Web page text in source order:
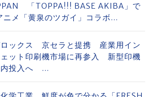
「TOPPA!!! BASE AKIBA」で
ニメ「黄泉のツガイ」コラボ...
ックス 京セラと提携 産業用イン
ェット印刷機市場に再参入 新型印機
内投入へ ...